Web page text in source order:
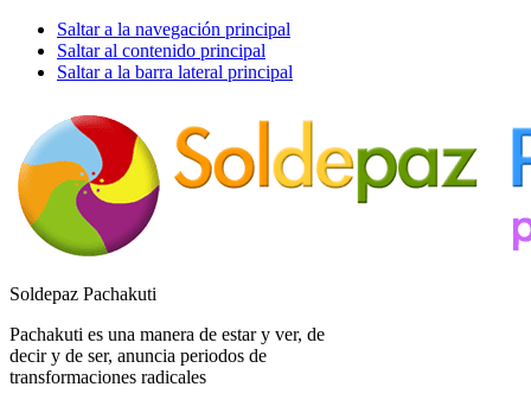
Saltar a la navegación principal
Saltar al contenido principal
Saltar a la barra lateral principal
Soldepaz Pachakuti
Pachakuti es una manera de estar y ver, de
decir y de ser, anuncia periodos de
transformaciones radicales